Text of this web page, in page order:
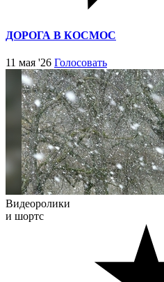
ДОРОГА В КОСМОС
11 мая '26 Голосовать
Видеоролики
и шортс